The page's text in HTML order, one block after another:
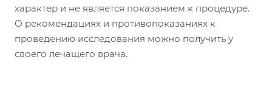
характер и не является показанием к процедуре.
О рекомендациях и противопоказаниях к
проведению исследования можно получить у
своего лечащего врача.